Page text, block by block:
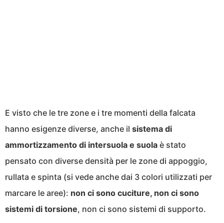
E visto che le tre zone e i tre momenti della falcata
hanno esigenze diverse, anche il sistema di
ammortizzamento di intersuola e suola è stato
pensato con diverse densità per le zone di appoggio,
rullata e spinta (si vede anche dai 3 colori utilizzati per
marcare le aree): non ci sono cuciture, non ci sono
sistemi di torsione, non ci sono sistemi di supporto.